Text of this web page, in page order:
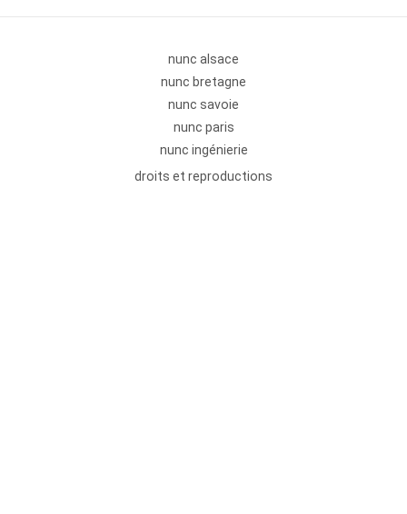
nunc alsace
nunc bretagne
nunc savoie
nunc paris
nunc ingénierie
droits et reproductions